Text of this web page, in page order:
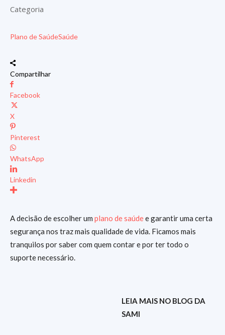
Categoria
Plano de SaúdeSaúde
Compartilhar
Facebook
X
Pinterest
WhatsApp
Linkedin
A decisão de escolher um plano de saúdee garantir uma certa
segurança nos traz mais qualidade de vida. Ficamos mais
tranquilos por saber com quem contar e por ter todo o
suporte necessário.
LEIA MAIS NO BLOG DA
SAMI